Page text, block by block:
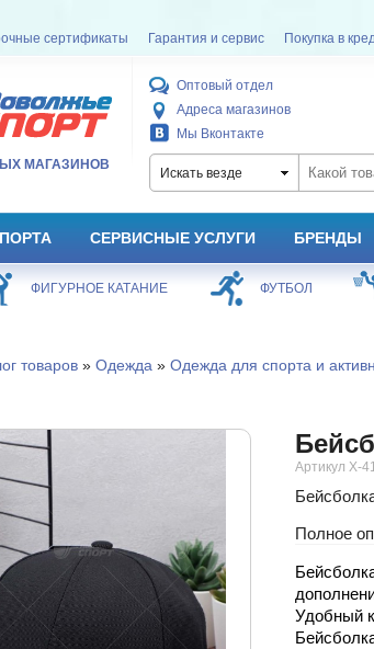
сертификаты Гарантия и сервис Покупка в
МАГАЗИНОВ
Оптовый отдел
Адреса магазинов
Мы Вконтакте
Искать везде
СЕРВИСНЫЕ УСЛУГИ БРЕНДЫ
ФИГУРНОЕ КАТАНИЕ ФУТБОЛ
товаров» Одежда » Одежда для спорта и
Артикул X-
Полное
Удобный